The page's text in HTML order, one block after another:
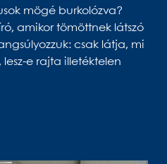
mögé burkolózva?
amikor tömöttnek látszó
csak látja, mi
e rajta illetéktelen